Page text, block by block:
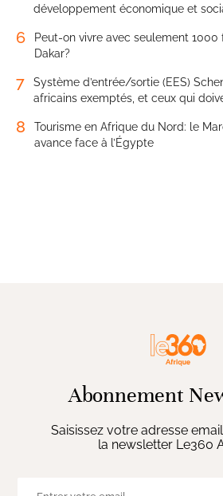
développement économique et
6
Peut-on vivre avec seulement 1000
Dakar?
7
Système d’entrée/sortie (EES)
africains exemptés, et ceux qui
8
Tourisme en Afrique du Nord: le
avance face à l’Égypte
Abonnement
Saisissez votre adresse
la newsletter Le360